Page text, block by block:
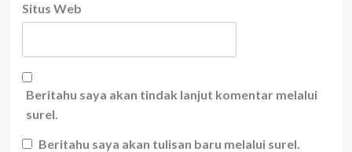
Situs Web
Beritahu saya akan tindak lanjut komentar melalui
surel.
Beritahu saya akan tulisan baru melalui surel.